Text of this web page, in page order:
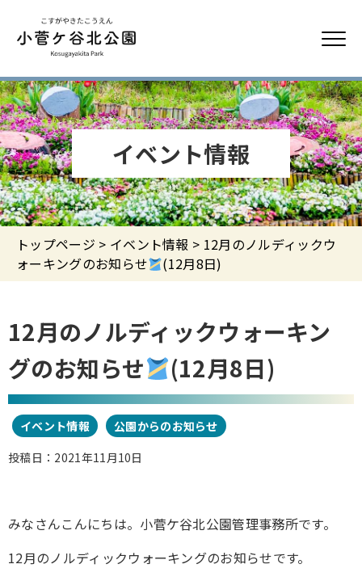
イベント情報
トップページ > イベント情報 > 12月のノルディックウ
ォーキングのお知らせ
(12月8日)
12月のノルディックウォーキン
グのお知らせ
(12月8日)
イベント情報
公園からのお知らせ
投稿日：2021年11月10日
みなさんこんにちは。小菅ケ谷北公園管理事務所です。
12月のノルディックウォーキングのお知らせです。